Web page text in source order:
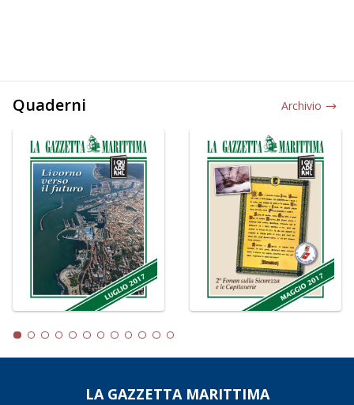
Quaderni Archivio
LA GAZZETTA MARITTIMA